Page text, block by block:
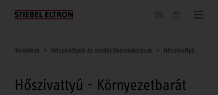
Hírek
Termékek Hőszivattyúk és szellőzőberendezések Hőszivattyú
Hőszivattyú - Környezetbarát